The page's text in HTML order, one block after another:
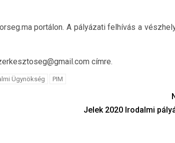
portálon. A pályázati felhívás a
címre.
Ügynökség PIM
Jelek 2020 Irodalmi